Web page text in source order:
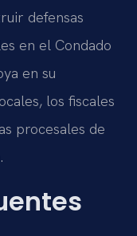
defensas
en el Condado
en su
los fiscales
procesales de